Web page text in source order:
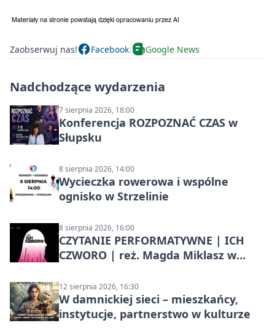
Zaobserwuj nas! Facebook Google News
Nadchodzące wydarzenia
7 sierpnia 2026, 18:00
Konferencja ROZPOZNAĆ CZAS w
Słupsku
8 sierpnia 2026, 14:00
Wycieczka rowerowa i wspólne
ognisko w Strzelinie
8 sierpnia 2026, 16:00
CZYTANIE PERFORMATYWNE | ICH
CZWORO | reż. Magda Miklasz w
12 sierpnia 2026, 16:30
W damnickiej sieci – mieszkańcy,
instytucje, partnerstwo w kulturze